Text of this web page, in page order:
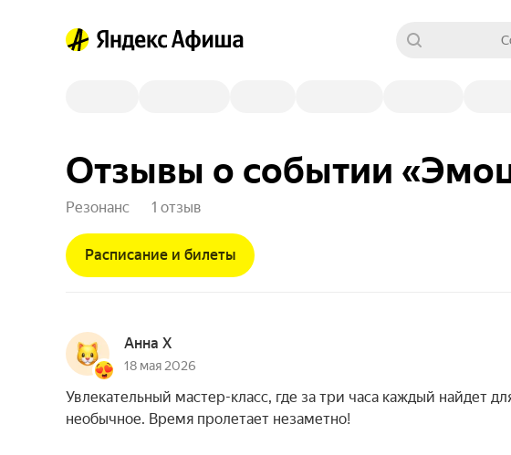
Отзывы о событии
Резонанс 1 отзыв
Расписание и билеты
Анна Х
18 мая 2026
Увлекательный мастер-класс, где за три часа каждый найдет
необычное. Время пролетает незаметно!